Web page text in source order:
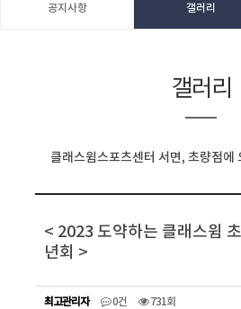
공지사항 갤러리
갤러리
클래스윔스포츠센터 서면, 초량점에
< 2023 도약하는 클래스윔
년회 >
최고관리자 0건 731회